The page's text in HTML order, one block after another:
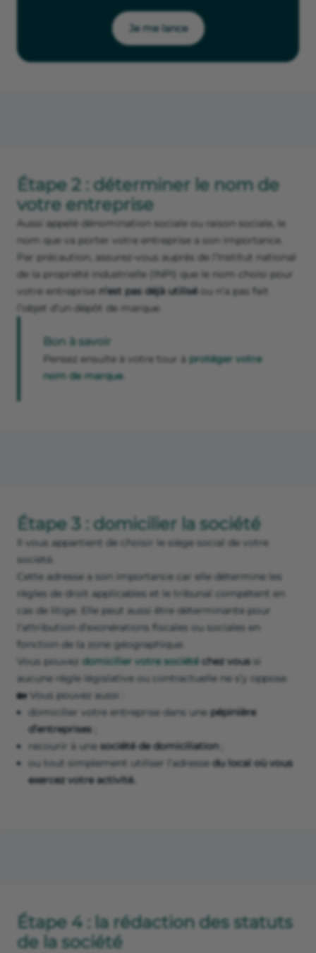
Je me lance
Étape 2 : déterminer le nom de
votre entreprise
Aussi appelé dénomination sociale ou raison sociale, le
nom que va porter votre entreprise a son importance.
Par précaution, assurez-vous auprès de l’Institut national
de la propriété industrielle (INPI) que le nom choisi pour
votre entreprise n’est pas déjà utiliséou n’a pas fait
l’objet d’un dépôt de marque.
Bon à savoir
Pensez ensuite à votre tour à protéger votre
nom de marque.
Étape 3 : domicilier la société
Il vous appartient de choisir le siège social de votre
société.
Cette adresse a son importance car elle détermine les
règles de droit applicables et le tribunal compétent en
cas de litige. Elle peut aussi être déterminante pour
l’attribution d’exonérations fiscales ou sociales en
fonction de la zone géographique.
Vous pouvez domicilier votre société chez vous si
aucune règle législative ou contractuelle ne s’y oppose.
🏡 Vous pouvez aussi :
domicilier votre entreprise dans une pépinière
d’entreprises
recourir à une société de domiciliation
ou tout simplement utiliser l’adresse du local où vous
exercez votre activité.
Étape 4 : la rédaction des statuts
de la société